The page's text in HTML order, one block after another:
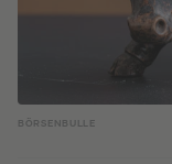
BÖRSENBULLE